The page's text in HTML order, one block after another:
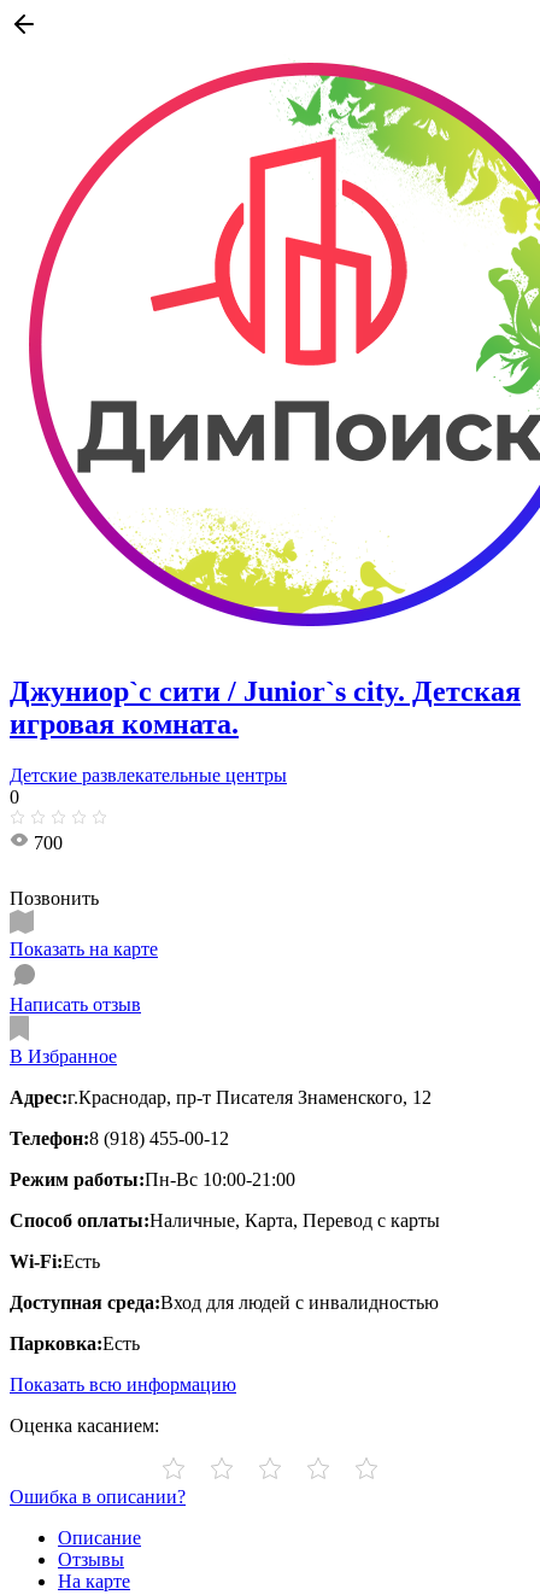
Джуниор`с сити / Junior`s city. ​Детская
игровая комната.
Детские развлекательные центры
0
700
Позвонить
Показать на карте
Написать отзыв
В Избранное
Адрес:​г.Краснодар, пр-т Писателя Знаменского, 12
Телефон:8 (918) 455-00-12
Режим работы:Пн-Вс 10:00-21:00
Способ оплаты:Наличные, Карта, Перевод с карты
Wi-Fi:Есть
Доступная среда:Вход для людей с инвалидностью
Парковка:Есть
Показать всю информацию
Оценка касанием:
Ошибка в описании?
Описание
Отзывы
На карте